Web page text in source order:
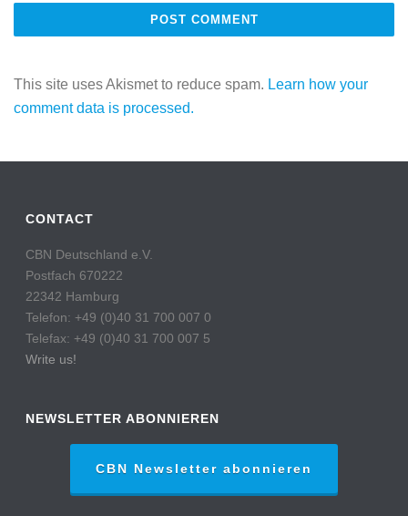
This site uses Akismet to reduce spam. Learn how your
comment data is processed.
CONTACT
CBN Deutschland e.V.
Postfach 670222
22342 Hamburg
Telefon: +49 (0)40 31 700 007 0
Telefax: +49 (0)40 31 700 007 5
Write us!
NEWSLETTER ABONNIEREN
CBN Newsletter abonnieren